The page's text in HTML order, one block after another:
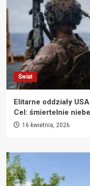
Świat
Elitarne oddziały
Cel: śmiertelnie
16 kwietnia, 2026